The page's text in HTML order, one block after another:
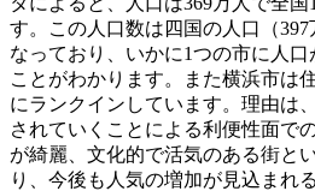
す。この人口数は四国の人口（
なっており、いかに1つの市に人
ことがわかります。また横浜市は
にランクインしています。理由は
されていくことによる利便性面で
が綺麗、文化的で活気のある街と
り、今後も人気の増加が見込まれ